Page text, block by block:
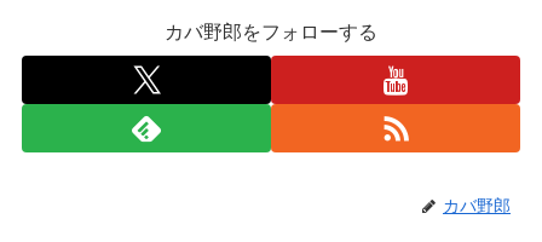
カバ野郎をフォローする
カバ野郎